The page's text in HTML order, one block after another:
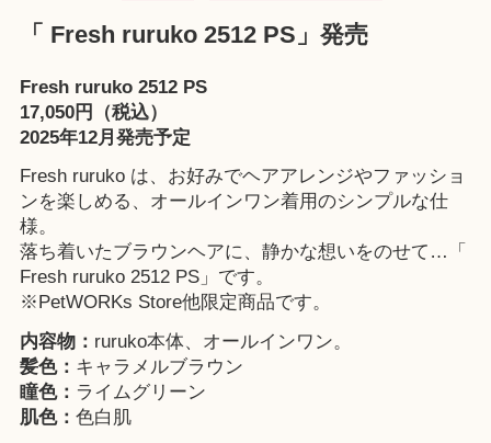
「 Fresh ruruko 2512 PS」発売
Fresh ruruko 2512 PS
17,050円（税込）
2025年12月発売予定
Fresh ruruko は、お好みでヘアアレンジやファッショ
ンを楽しめる、オールインワン着用のシンプルな仕
様。
落ち着いたブラウンヘアに、静かな想いをのせて…「
Fresh ruruko 2512 PS」です。
※ PetWORKs Store他限定商品です。
内容物： ruruko本体、オールインワン。
髪色： キャラメルブラウン
瞳色： ライムグリーン
肌色： 色白肌